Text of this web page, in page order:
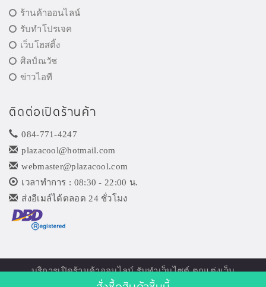
ร้านค้าออนไลน์
รับทำโปรเจค
เว็บโฮสติ้ง
ศิลป์ณวัช
ข่าวไอที
ติดต่อเปิดร้านค้า
084-771-4247
plazacool@hotmail.com
webmaster@plazacool.com
เวลาทำการ : 08:30 - 22:00 น.
ส่งอีเมล์ได้ตลอด 24 ชั่วโมง
บริการเปิดร้านค้าออนไลน์รับทำเว็บไซต์ ตกแต่งเว็บ